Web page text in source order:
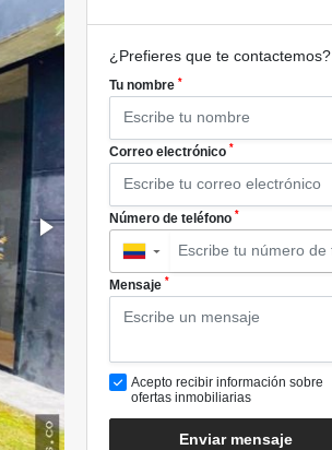
¿Prefieres que te contactemos?
Tu nombre *
Correo electrónico *
Número de teléfono *
▼
Mensaje *
Acepto recibir información sobre
ofertas inmobiliarias
Enviar mensaje